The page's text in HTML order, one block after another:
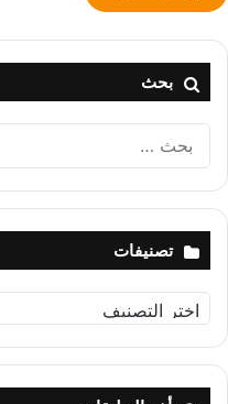
بحث
تصنيفات
تصنيفات